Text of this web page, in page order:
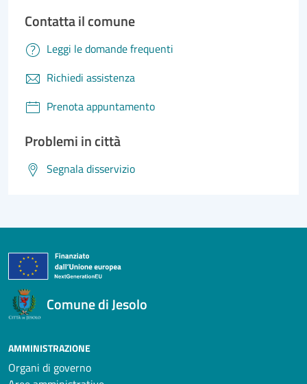
Contatta il comune
Leggi le domande frequenti
Richiedi assistenza
Prenota appuntamento
Problemi in città
Segnala disservizio
Comune di Jesolo
AMMINISTRAZIONE
Organi di governo